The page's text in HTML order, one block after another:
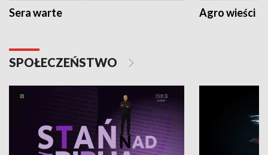
Sera warte Agro wieści
SPOŁECZEŃSTWO